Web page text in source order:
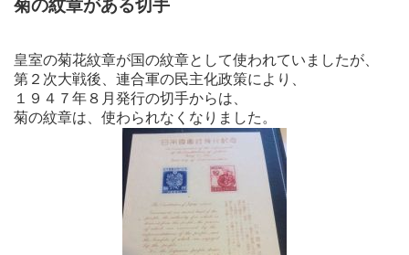
菊の紋章がある切手
皇室の菊花紋章が国の紋章として使われていましたが、
第２次大戦後、連合軍の民主化政策により、
１９４７年８月発行の切手からは、
菊の紋章は、使わられなくなりました。